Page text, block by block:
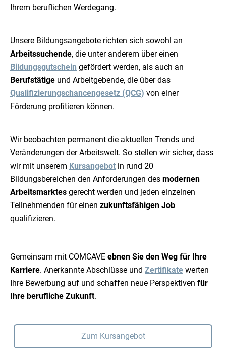
Ihrem beruflichen Werdegang.
Unsere Bildungsangebote richten sich sowohl an
Arbeitssuchende, die unter anderem über einen
Bildungsgutschein gefördert werden, als auch an
Berufstätige und Arbeitgebende, die über das
Qualifizierungschancengesetz (QCG) von einer
Förderung profitieren können.
Wir beobachten permanent die aktuellen Trends und
Veränderungen der Arbeitswelt. So stellen wir sicher, dass
wir mit unserem Kursangebot in rund 20
Bildungsbereichen den Anforderungen des modernen
Arbeitsmarktes gerecht werden und jeden einzelnen
Teilnehmenden für einen zukunftsfähigen Job
qualifizieren.
Gemeinsam mit COMCAVE ebnen Sie den Weg für Ihre
Karriere. Anerkannte Abschlüsse und Zertifikate werten
Ihre Bewerbung auf und schaffen neue Perspektiven für
Ihre berufliche Zukunft.
Zum Kursangebot